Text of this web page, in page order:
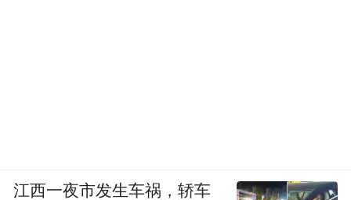
江西一夜市发生车祸，轿车